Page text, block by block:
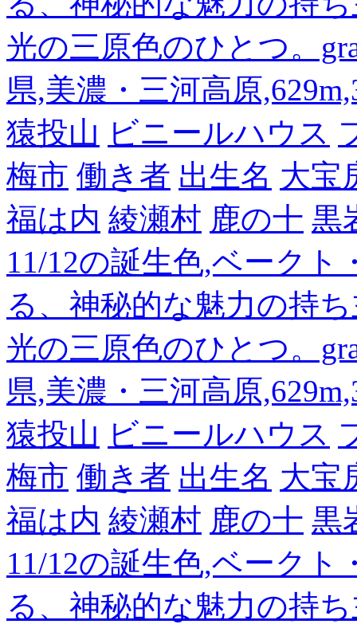
光の三原色のひとつ。
県,美濃・三河高原
猿投山 ビニールハウス
梅市 働き者 出生名 大宝
福は内 綾瀬村 鹿の十 黒
11/12の誕生色,ベーク
る、神秘的な魅力の持
光の三原色のひとつ。
県,美濃・三河高原
猿投山 ビニールハウス
梅市 働き者 出生名 大宝
福は内 綾瀬村 鹿の十 黒
11/12の誕生色,ベーク
る、神秘的な魅力の持